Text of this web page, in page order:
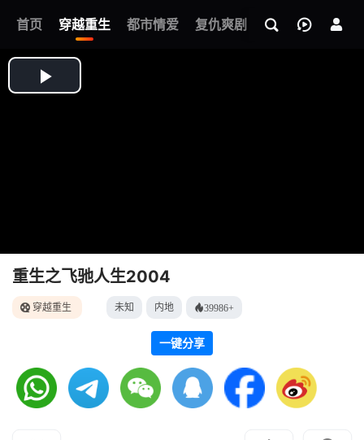
首页 穿越重生 都市情爱 复仇爽剧 玄幻武侠 奇幻
我的观影记录
重生之飞驰人生2004
穿越重生 未知 内地 39986+
一键分享
视频报错
如果是遇到无法播放请提交反馈